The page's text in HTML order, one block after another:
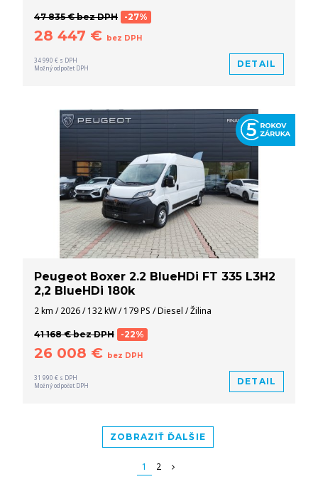
47 835 € bez DPH -27%
28 447 € bez DPH
34 990 € s DPH
Možný odpočet DPH
DETAIL
Peugeot Boxer 2.2 BlueHDi FT 335 L3H2
2,2 BlueHDi 180k
2 km / 2026 / 132 kW / 179 PS / Diesel / Žilina
41 168 € bez DPH -22%
26 008 € bez DPH
31 990 € s DPH
Možný odpočet DPH
DETAIL
ZOBRAZIŤ ĎALŠIE
1 2